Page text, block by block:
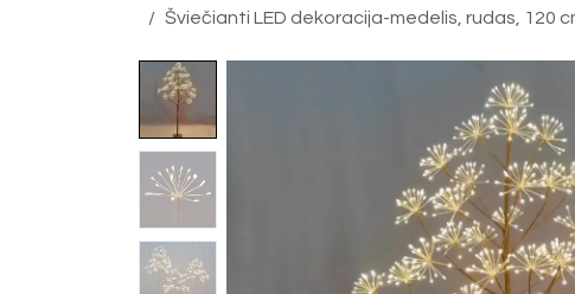
Šviečianti LED dekoracija-medelis, rudas, 120